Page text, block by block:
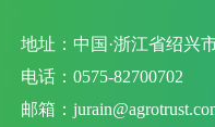
地址：中国·浙江省绍兴
电话：0575-82700702
邮箱：